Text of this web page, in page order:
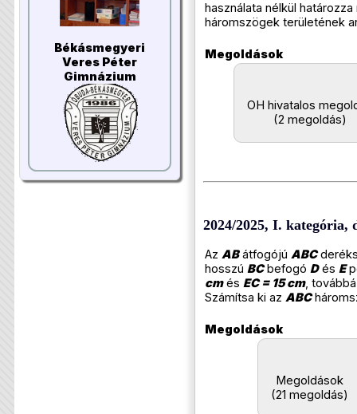
Békásmegyeri
Veres Péter
Gimnázium
használata nélkül
háromszögek területének
Megoldások
OH hivatalos
(2 megoldás)
2024/2025, I. kategória,
Az ABátfogójú ABC
hosszú BCbefogó Dés E
cmés EC = 15 cm,
Számítsa ki az ABC
Megoldások
Megoldások
(21 megoldás)